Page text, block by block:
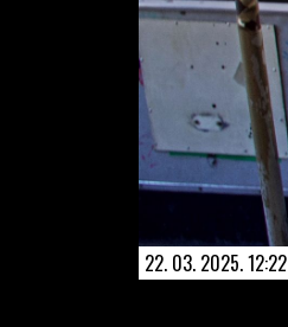
22. 03. 2025. 12:22